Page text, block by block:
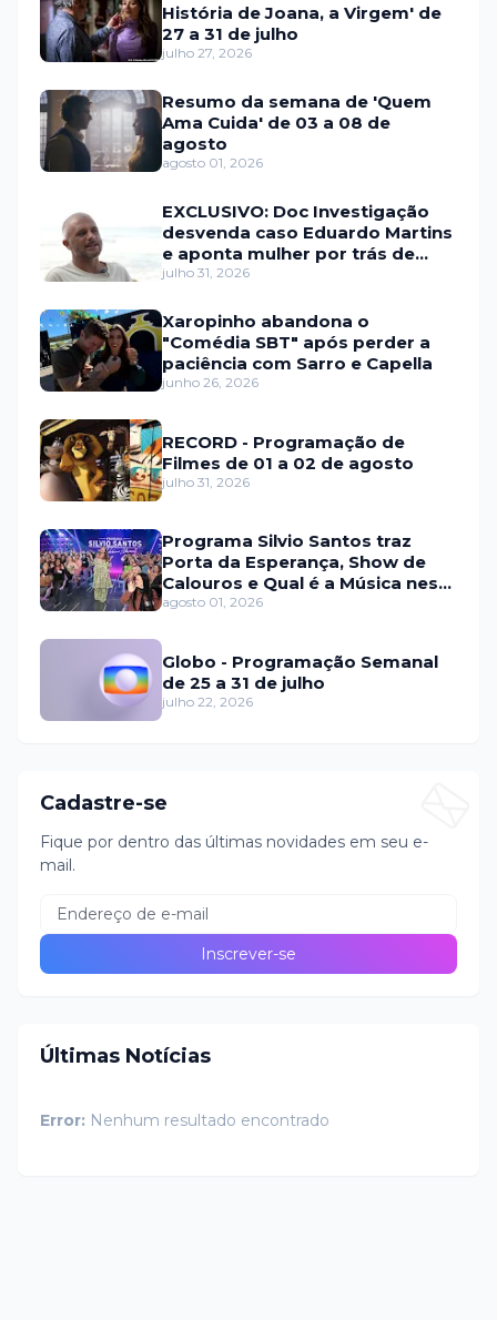
História de Joana, a Virgem' de
27 a 31 de julho
julho 27, 2026
Resumo da semana de 'Quem
Ama Cuida' de 03 a 08 de
agosto
agosto 01, 2026
EXCLUSIVO: Doc Investigação
desvenda caso Eduardo Martins
e aponta mulher por trás de
fraude internacional
julho 31, 2026
Xaropinho abandona o
"Comédia SBT" após perder a
paciência com Sarro e Capella
junho 26, 2026
RECORD - Programação de
Filmes de 01 a 02 de agosto
julho 31, 2026
Programa Silvio Santos traz
Porta da Esperança, Show de
Calouros e Qual é a Música neste
domingo (2)
agosto 01, 2026
Globo - Programação Semanal
de 25 a 31 de julho
julho 22, 2026
Cadastre-se
Fique por dentro das últimas novidades em seu e-
mail.
Últimas Notícias
Error: Nenhum resultado encontrado